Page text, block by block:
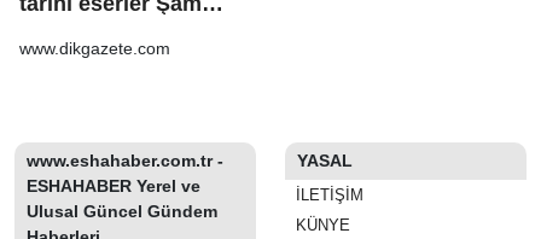
www.dikgazete.com
www.eshahaber.com.tr -
ESHAHABER Yerel ve
Ulusal Güncel Gündem
YASAL
İLETIŞIM
KÜNYE